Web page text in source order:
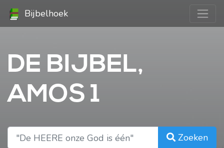
Bijbelhoek
DE BIJBEL,
AMOS 1
Zoeken